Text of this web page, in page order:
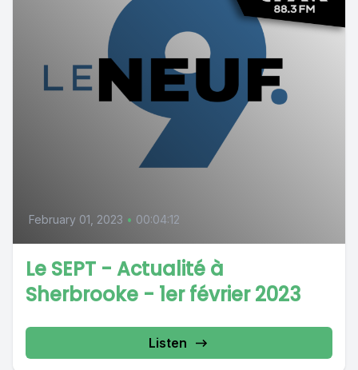
February 01, 2023 • 00:04:12
Le SEPT - Actualité à
Sherbrooke - 1er février 2023
Listen